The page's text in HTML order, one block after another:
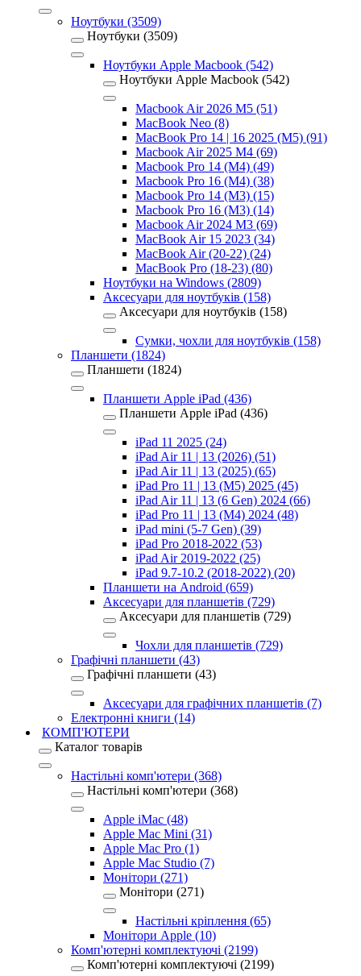
Ноутбуки (3509)
Ноутбуки (3509)
Ноутбуки Apple Macbook (542)
Ноутбуки Apple Macbook (542)
Macbook Air 2026 M5 (51)
MacBook Neo (8)
MacBook Pro 14 | 16 2025 (M5) (91)
Macbook Air 2025 M4 (69)
Macbook Pro 14 (M4) (49)
Macbook Pro 16 (M4) (38)
Macbook Pro 14 (M3) (15)
Macbook Pro 16 (M3) (14)
Macbook Air 2024 M3 (69)
MacBook Air 15 2023 (34)
MacBook Air (20-22) (24)
MacBook Pro (18-23) (80)
Ноутбуки на Windows (2809)
Аксесуари для ноутбуків (158)
Аксесуари для ноутбуків (158)
Сумки, чохли для ноутбуків (158)
Планшети (1824)
Планшети (1824)
Планшети Apple iPad (436)
Планшети Apple iPad (436)
iPad 11 2025 (24)
iPad Air 11 | 13 (2026) (51)
iPad Air 11 | 13 (2025) (65)
iPad Pro 11 | 13 (M5) 2025 (45)
iPad Air 11 | 13 (6 Gen) 2024 (66)
iPad Pro 11 | 13 (M4) 2024 (48)
iPad mini (5-7 Gen) (39)
iPad Pro 2018-2022 (53)
iPad Air 2019-2022 (25)
iPad 9.7-10.2 (2018-2022) (20)
Планшети на Android (659)
Аксесуари для планшетів (729)
Аксесуари для планшетів (729)
Чохли для планшетів (729)
Графічні планшети (43)
Графічні планшети (43)
Аксесуари для графічних планшетів (7)
Електронні книги (14)
КОМП'ЮТЕРИ
Каталог товарів
Настільні комп'ютери (368)
Настільні комп'ютери (368)
Apple iMac (48)
Apple Mac Mini (31)
Apple Mac Pro (1)
Apple Mac Studio (7)
Монітори (271)
Монітори (271)
Настільні кріплення (65)
Монітори Apple (10)
Комп'ютерні комплектуючі (2199)
Комп'ютерні комплектуючі (2199)